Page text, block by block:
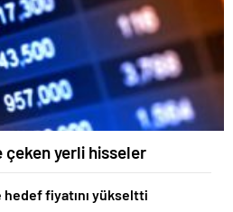
çeken yerli hisseler
hedef fiyatını yükseltti